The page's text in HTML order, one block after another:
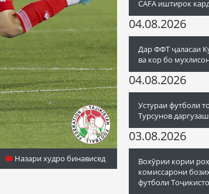
Назари худро бинависед
CAFA иштирок
04.08.2026
Дар ФФТ ҷаласаи
ва кор бо
04.08.2026
Устураи футболи
Турсунов
03.08.2026
Вохӯрии кории
комиссарони
футболи